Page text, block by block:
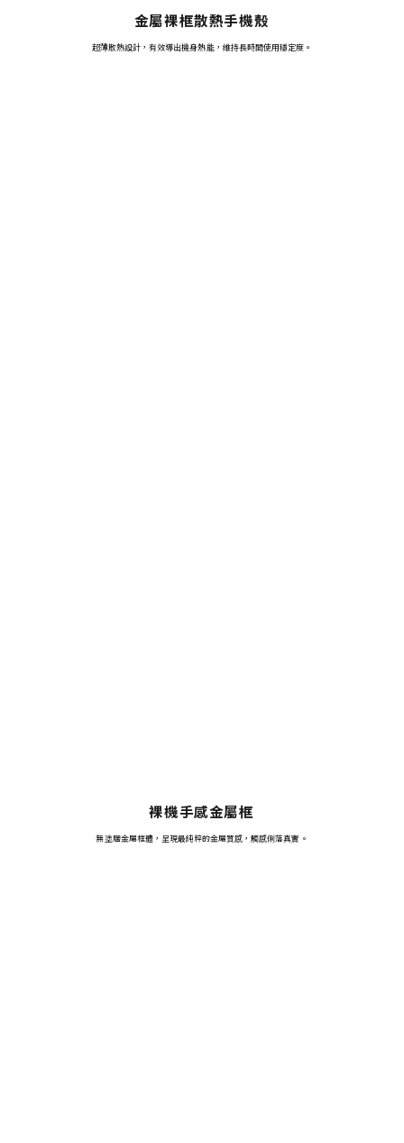
金屬裸框散熱手機殼
超薄散熱設計，有效導出機身熱能，維持長時間使用穩定度。
裸機手感金屬框
無塗層金屬框體，呈現最純粹的金屬質感，觸感俐落真實。